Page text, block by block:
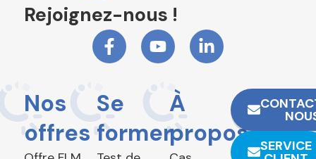
Rejoignez-nous !
Nos
offres
Se
former
À
propos
SERVICE